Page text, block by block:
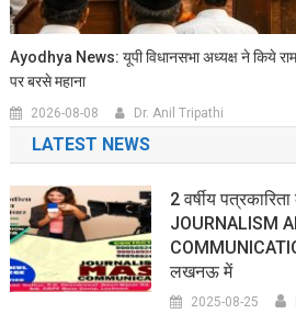
Ayodhya News: यूपी विधानसभा अध्यक्ष ने किये
पर बरसे महाना
2026-08-08 Dr. Anil Tripathi
LATEST NEWS
2 वर्षीय
JOURNALISM
लखनऊ में
2025-08-25